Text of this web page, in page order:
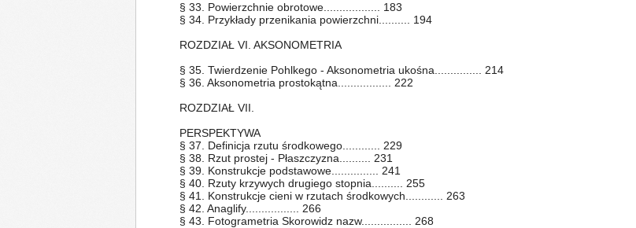
§ 33. Powierzchnie obrotowe.................. 183
§ 34. Przykłady przenikania powierzchni.......... 194
ROZDZIAŁ VI. AKSONOMETRIA
§ 35. Twierdzenie Pohlkego - Aksonometria ukośna............... 214
§ 36. Aksonometria prostokątna................. 222
ROZDZIAŁ VII.
PERSPEKTYWA
§ 37. Definicja rzutu środkowego............ 229
§ 38. Rzut prostej - Płaszczyzna.......... 231
§ 39. Konstrukcje podstawowe............... 241
§ 40. Rzuty krzywych drugiego stopnia.......... 255
§ 41. Konstrukcje cieni w rzutach środkowych............ 263
§ 42. Anaglify................. 266
§ 43. Fotogrametria Skorowidz nazw................ 268